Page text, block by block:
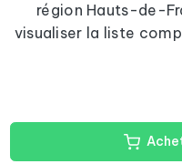
région Hauts-de-
visualiser la liste